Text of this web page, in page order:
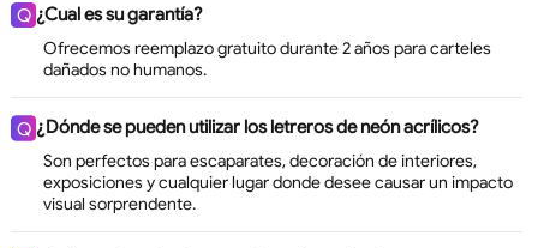
Q ¿Cual es su garantía?
Ofrecemos reemplazo gratuito durante 2 años para carteles
dañados no humanos.
Q ¿Dónde se pueden utilizar los letreros de neón acrílicos?
Son perfectos para escaparates, decoración de interiores,
exposiciones y cualquier lugar donde desee causar un impacto
visual sorprendente.